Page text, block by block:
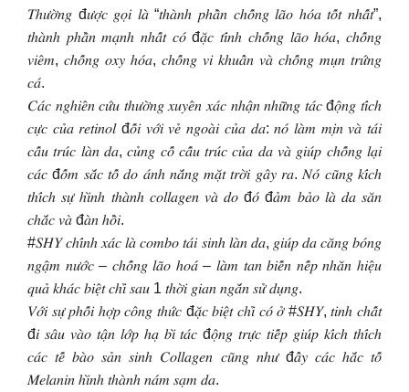
𝑇ℎ𝑢̛𝑜̛̀𝑛𝑔 đ𝑢̛𝑜̛̣𝑐 𝑔𝑜̣𝑖 𝑙𝑎̀ “𝑡ℎ𝑎̀𝑛ℎ 𝑝ℎ𝑎̂̀𝑛 𝑐ℎ𝑜̂́𝑛𝑔 𝑙𝑎̃𝑜 ℎ𝑜́𝑎 𝑡𝑜̂́𝑡 𝑛ℎ𝑎̂́𝑡”,
𝑡ℎ𝑎̀𝑛ℎ 𝑝ℎ𝑎̂̀𝑛 𝑚𝑎̣𝑛ℎ 𝑛ℎ𝑎̂́𝑡 𝑐𝑜́ đ𝑎̣̆𝑐 𝑡𝑖́𝑛ℎ 𝑐ℎ𝑜̂́𝑛𝑔 𝑙𝑎̃𝑜 ℎ𝑜́𝑎, 𝑐ℎ𝑜̂́𝑛𝑔
𝑣𝑖𝑒̂𝑚, 𝑐ℎ𝑜̂́𝑛𝑔 𝑜𝑥𝑦 ℎ𝑜́𝑎, 𝑐ℎ𝑜̂́𝑛𝑔 𝑣𝑖 𝑘ℎ𝑢𝑎̂̉𝑛 𝑣𝑎̀ 𝑐ℎ𝑜̂́𝑛𝑔 𝑚𝑢̣𝑛 𝑡𝑟𝑢̛́𝑛𝑔
𝑐𝑎́.
𝐶𝑎́𝑐 𝑛𝑔ℎ𝑖𝑒̂𝑛 𝑐𝑢̛́𝑢 𝑡ℎ𝑢̛𝑜̛̀𝑛𝑔 𝑥𝑢𝑦𝑒̂𝑛 𝑥𝑎́𝑐 𝑛ℎ𝑎̣̂𝑛 𝑛ℎ𝑢̛̃𝑛𝑔 𝑡𝑎́𝑐 đ𝑜̣̂𝑛𝑔 𝑡𝑖́𝑐ℎ
𝑐𝑢̛̣𝑐 𝑐𝑢̉𝑎 𝑟𝑒𝑡𝑖𝑛𝑜𝑙 đ𝑜̂́𝑖 𝑣𝑜̛́𝑖 𝑣𝑒̉ 𝑛𝑔𝑜𝑎̀𝑖 𝑐𝑢̉𝑎 𝑑𝑎: 𝑛𝑜́ 𝑙𝑎̀𝑚 𝑚𝑖̣𝑛 𝑣𝑎̀ 𝑡𝑎́𝑖
𝑐𝑎̂́𝑢 𝑡𝑟𝑢́𝑐 𝑙𝑎̀𝑛 𝑑𝑎, 𝑐𝑢̉𝑛𝑔 𝑐𝑜̂́ 𝑐𝑎̂́𝑢 𝑡𝑟𝑢́𝑐 𝑐𝑢̉𝑎 𝑑𝑎 𝑣𝑎̀ 𝑔𝑖𝑢́𝑝 𝑐ℎ𝑜̂́𝑛𝑔 𝑙𝑎̣𝑖
𝑐𝑎́𝑐 đ𝑜̂́𝑚 𝑠𝑎̆́𝑐 𝑡𝑜̂́ 𝑑𝑜 𝑎́𝑛ℎ 𝑛𝑎̆́𝑛𝑔 𝑚𝑎̣̆𝑡 𝑡𝑟𝑜̛̀𝑖 𝑔𝑎̂𝑦 𝑟𝑎. 𝑁𝑜́ 𝑐𝑢̃𝑛𝑔 𝑘𝑖́𝑐ℎ
𝑡ℎ𝑖́𝑐ℎ 𝑠𝑢̛̣ ℎ𝑖̀𝑛ℎ 𝑡ℎ𝑎̀𝑛ℎ 𝑐𝑜𝑙𝑙𝑎𝑔𝑒𝑛 𝑣𝑎̀ 𝑑𝑜 đ𝑜́ đ𝑎̉𝑚 𝑏𝑎̉𝑜 𝑙𝑎̀ 𝑑𝑎 𝑠𝑎̆𝑛
𝑐ℎ𝑎̆́𝑐 𝑣𝑎̀ đ𝑎̀𝑛 ℎ𝑜̂̀𝑖.
#𝑆𝐻𝑌 𝑐ℎ𝑖́𝑛ℎ 𝑥𝑎́𝑐 𝑙𝑎̀ 𝑐𝑜𝑚𝑏𝑜 𝑡𝑎́𝑖 𝑠𝑖𝑛ℎ 𝑙𝑎̀𝑛 𝑑𝑎, 𝑔𝑖𝑢́𝑝 𝑑𝑎 𝑐𝑎̆𝑛𝑔 𝑏𝑜́𝑛𝑔
𝑛𝑔𝑎̣̂𝑚 𝑛𝑢̛𝑜̛́𝑐 – 𝑐ℎ𝑜̂́𝑛𝑔 𝑙𝑎̃𝑜 ℎ𝑜𝑎́ – 𝑙𝑎̀𝑚 𝑡𝑎𝑛 𝑏𝑖𝑒̂́𝑛 𝑛𝑒̂́𝑝 𝑛ℎ𝑎̆𝑛 ℎ𝑖𝑒̣̂𝑢
𝑞𝑢𝑎̉ 𝑘ℎ𝑎́𝑐 𝑏𝑖𝑒̣̂𝑡 𝑐ℎ𝑖̉ 𝑠𝑎𝑢 1 𝑡ℎ𝑜̛̀𝑖 𝑔𝑖𝑎𝑛 𝑛𝑔𝑎̆́𝑛 𝑠𝑢̛̉ 𝑑𝑢̣𝑛𝑔.
𝑉𝑜̛́𝑖 𝑠𝑢̛̣ 𝑝ℎ𝑜̂́𝑖 ℎ𝑜̛̣𝑝 𝑐𝑜̂𝑛𝑔 𝑡ℎ𝑢̛́𝑐 đ𝑎̣̆𝑐 𝑏𝑖𝑒̣̂𝑡 𝑐ℎ𝑖̉ 𝑐𝑜́ 𝑜̛̉ #𝑆𝐻𝑌, 𝑡𝑖𝑛ℎ 𝑐ℎ𝑎̂́𝑡
đ𝑖 𝑠𝑎̂𝑢 𝑣𝑎̀𝑜 𝑡𝑎̣̂𝑛 𝑙𝑜̛́𝑝 ℎ𝑎̣ 𝑏𝑖̀ 𝑡𝑎́𝑐 đ𝑜̣̂𝑛𝑔 𝑡𝑟𝑢̛̣𝑐 𝑡𝑖𝑒̂́𝑝 𝑔𝑖𝑢́𝑝 𝑘𝑖́𝑐ℎ 𝑡ℎ𝑖́𝑐ℎ
𝑐𝑎́𝑐 𝑡𝑒̂́ 𝑏𝑎̀𝑜 𝑠𝑎̉𝑛 𝑠𝑖𝑛ℎ 𝐶𝑜𝑙𝑙𝑎𝑔𝑒𝑛 𝑐𝑢̃𝑛𝑔 𝑛ℎ𝑢̛ đ𝑎̂̉𝑦 𝑐𝑎́𝑐 ℎ𝑎̆́𝑐 𝑡𝑜̂́
𝑀𝑒𝑙𝑎𝑛𝑖𝑛 ℎ𝑖̀𝑛ℎ 𝑡ℎ𝑎̀𝑛ℎ 𝑛𝑎́𝑚 𝑠𝑎̣𝑚 𝑑𝑎.